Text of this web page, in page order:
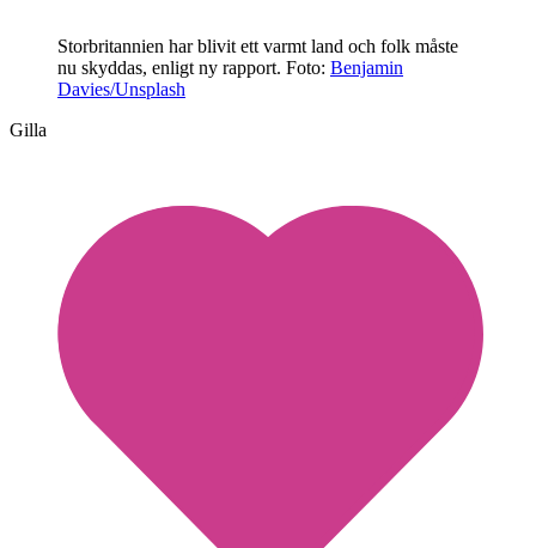
Storbritannien har blivit ett varmt land och folk måste
nu skyddas, enligt ny rapport. Foto: Benjamin
Davies/Unsplash
Gilla